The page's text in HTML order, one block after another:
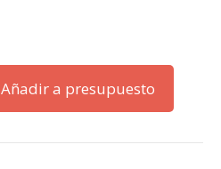
Añadir a presupuesto